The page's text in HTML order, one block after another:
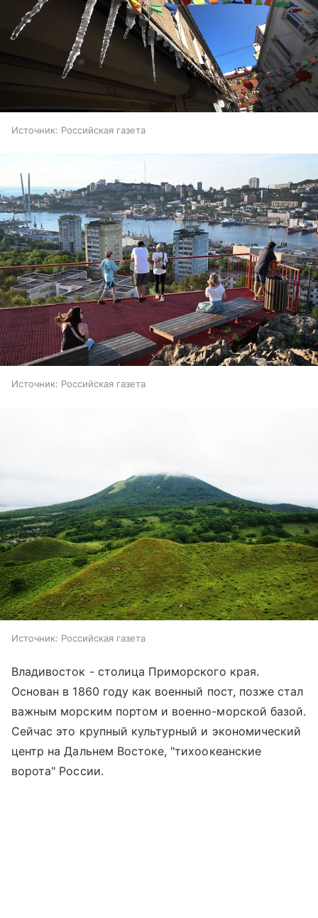
Источник: Российская газета
Источник: Российская газета
Источник: Российская газета
Владивосток - столица Приморского края.
Основан в 1860 году как военный пост, позже стал
важным морским портом и военно-морской базой.
Сейчас это крупный культурный и экономический
центр на Дальнем Востоке, "тихоокеанские
ворота" России.